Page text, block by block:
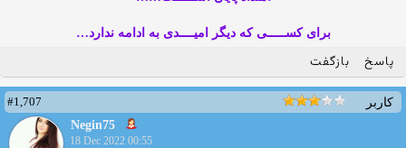
برای کســـــی که دیگر امیــــدی به ادامه ندارد…
پاسخ بازگفت
کاربر
#1,707
Negin75
18 Dec 2022 00:55